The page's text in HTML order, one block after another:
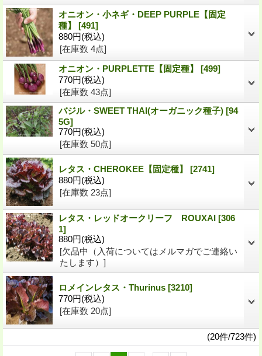
オニオン・小ネギ・DEEP PURPLE【固定
種】 [491]
880円(税込)
[在庫数 4点]
オニオン・PURPLETTE【固定種】 [499]
770円(税込)
[在庫数 43点]
バジル・SWEET THAI(オーガニック種子) [94
5G]
770円(税込)
[在庫数 50点]
レタス・CHEROKEE【固定種】 [2741]
880円(税込)
[在庫数 23点]
レタス・レッドオークリーフ ROUXAI [306
1]
880円(税込)
[欠品中（入荷についてはメルマガでご連絡い
たします）]
ロメインレタス・Thurinus [3210]
770円(税込)
[在庫数 20点]
(20件/723件)